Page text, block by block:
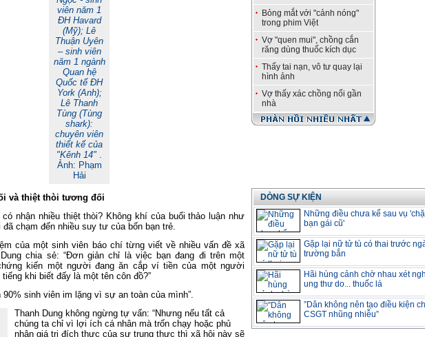
viên năm 1
ĐH Havard
(Mỹ); Lê
Thuận Uyên
– sinh viên
năm 1 ngành
Quan hệ
Quốc tế ĐH
York (Anh);
Lê Thanh
Tùng (Tùng
shark):
chuyên viên
thiết kế của
"Kênh 14" .
Ảnh: Phạm
Hải
và thiệt thòi tương đối
nhận nhiều thiệt thòi? Không khí của buổi thảo luận như
đã chạm đến nhiều suy tư của bốn bạn trẻ.
của một sinh viên báo chí từng viết về nhiều vấn đề xã
chia sẻ: “Đơn giản chỉ là việc bạn đang đi trên một
kiến một người đang ăn cắp ví tiền của một người
khi biết đấy là một tên côn đồ?”
90% sinh viên im lặng vì sự an toàn của mình”.
Thanh Dung không ngừng tự vấn: “Nhưng nếu tất cả
chúng ta chỉ vì lợi ích cá nhân mà trốn chạy hoặc phủ
nhận giá trị đích thực của sự trung thực thì xã hội này sẽ
Bỏng mắt với "cảnh nóng"
trong phim Việt
Vợ "quen mui", chồng cắn
răng dùng thuốc kích dục
Thấy tai nạn, vô tư quay lại
hình ảnh
Vợ thấy xác chồng nổi gần
nhà
DÒNG SỰ KIỆN
Những điều chưa kể sau vụ
bạn gái cũ'
Gặp lại nữ tử tù có thai trước
trường bắn
Hãi hùng cảnh chờ nhau xét
ung thư do... thuốc lá
”Dân không nên tạo điều kiện
CSGT nhũng nhiễu”